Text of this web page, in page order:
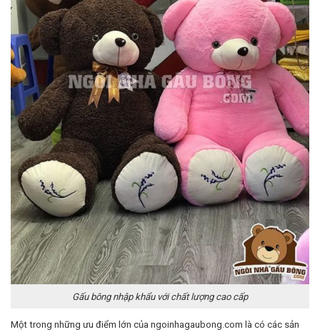
Gấu bông nhập khẩu với chất lượng cao cấp
Một trong những ưu điểm lớn của ngoinhagaubong.com là có các sản